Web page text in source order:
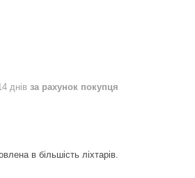
днів за рахунок покупця
в більшість ліхтарів.